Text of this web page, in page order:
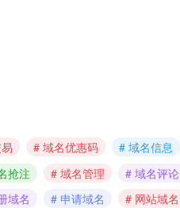
# 域名优惠码 # 域名信息
抢注 # 域名管理 # 域名评论
域名 # 申请域名 # 网站域名